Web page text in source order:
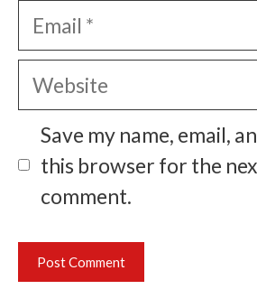
Email
Website
Save my name, email,
this browser for the
comment.